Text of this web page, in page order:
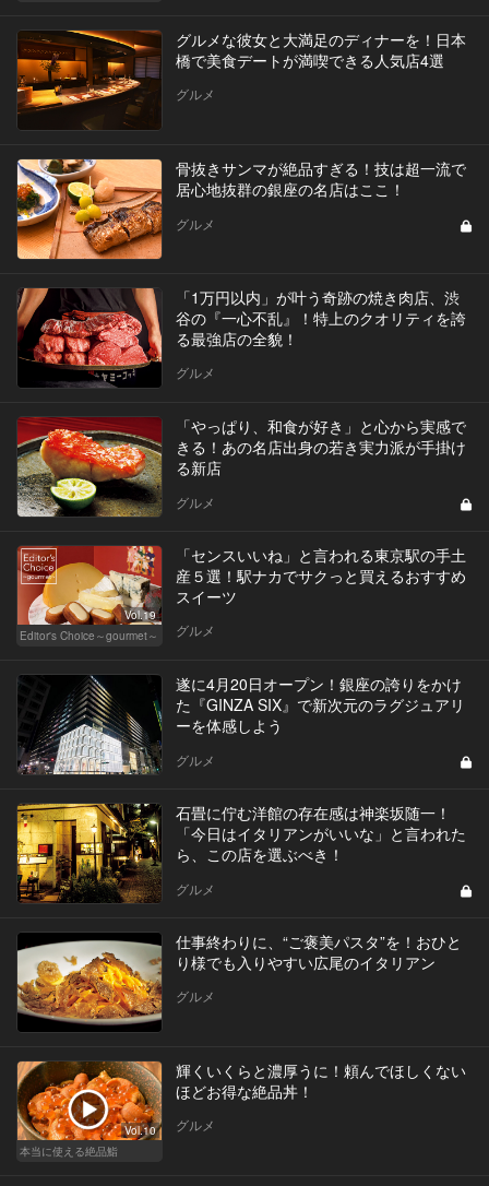
グルメな彼女と大満足のディナーを！日本
橋で美食デートが満喫できる人気店4選
グルメ
骨抜きサンマが絶品すぎる！技は超一流で
居心地抜群の銀座の名店はここ！
グルメ
「1万円以内」が叶う奇跡の焼き肉店、渋
谷の『一心不乱』！特上のクオリティを誇
る最強店の全貌！
グルメ
「やっぱり、和食が好き」と心から実感で
きる！あの名店出身の若き実力派が手掛け
る新店
グルメ
Vol.19
Editor's Choice～gourmet～
「センスいいね」と言われる東京駅の手土
産５選！駅ナカでサクっと買えるおすすめ
スイーツ
グルメ
遂に4月20日オープン！銀座の誇りをかけ
た『GINZA SIX』で新次元のラグジュアリ
ーを体感しよう
グルメ
石畳に佇む洋館の存在感は神楽坂随一！
「今日はイタリアンがいいな」と言われた
ら、この店を選ぶべき！
グルメ
仕事終わりに、“ご褒美パスタ”を！おひと
り様でも入りやすい広尾のイタリアン
グルメ
Vol.10
本当に使える絶品鮨
輝くいくらと濃厚うに！頼んでほしくない
ほどお得な絶品丼！
グルメ